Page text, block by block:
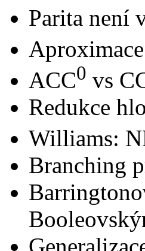
Parita není
ACC0 vs
Redukce
Williams:
Branching